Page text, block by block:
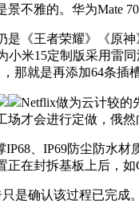
不雅的。华为Mate
《王者荣耀》《原神
小米15定制版采用雷
那就是再添加64条插
Netflix做为云计较的
才会进行定做，俄然
、IP69防尘防水材
在封拆基板上后，如
确认该过程已完成